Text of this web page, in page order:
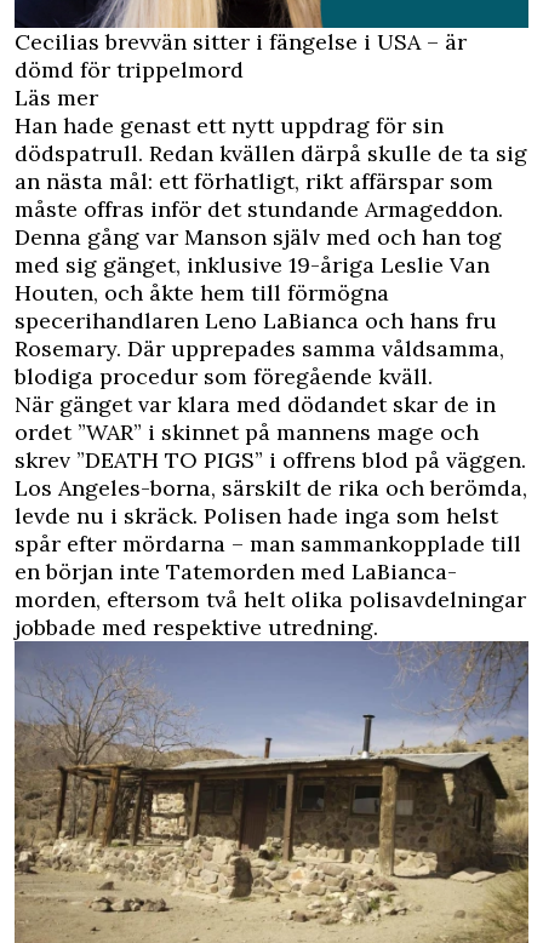
Cecilias brevvän sitter i fängelse i USA – är
dömd för trippelmord
Läs mer
Han hade genast ett nytt uppdrag för sin
dödspatrull. Redan kvällen därpå skulle de ta sig
an nästa mål: ett förhatligt, rikt affärspar som
måste offras inför det stundande Armageddon.
Denna gång var Manson själv med och han tog
med sig gänget, inklusive 19-åriga Leslie Van
Houten, och åkte hem till förmögna
specerihandlaren Leno LaBianca och hans fru
Rosemary. Där upprepades samma våldsamma,
blodiga procedur som föregående kväll.
När gänget var klara med dödandet skar de in
ordet ”WAR” i skinnet på mannens mage och
skrev ”DEATH TO PIGS” i offrens blod på väggen.
Los Angeles-borna, särskilt de rika och berömda,
levde nu i skräck. Polisen hade inga som helst
spår efter mördarna – man sammankopplade till
en början inte Tatemorden med LaBianca-
morden, eftersom två helt olika polisavdelningar
jobbade med respektive utredning.